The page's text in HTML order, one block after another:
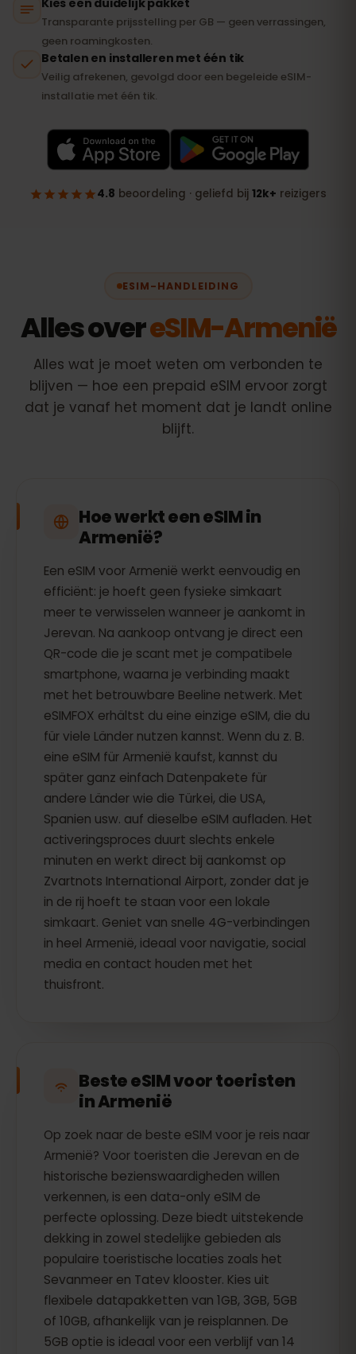
ESIM-HANDLEIDING
Alles overeSIM-Armenië
Alles wat je moet weten om verbonden te
blijven — hoe een prepaid eSIM ervoor zorgt
dat je vanaf het moment dat je landt online
blijft.
Hoe werkt een eSIM in
Armenië?
Een eSIM voor Armenië werkt eenvoudig en
efficiënt: je hoeft geen fysieke simkaart
meer te verwisselen wanneer je aankomt in
Jerevan. Na aankoop ontvang je direct een
QR-code die je scant met je compatibele
smartphone, waarna je verbinding maakt
met het betrouwbare Beeline netwerk. Met
eSIMFOX erhältst du eine einzige eSIM, die du
für viele Länder nutzen kannst. Wenn du z. B.
eine eSIM für Armenië kaufst, kannst du
später ganz einfach Datenpakete für
andere Länder wie die Türkei, die USA,
Spanien usw. auf dieselbe eSIM aufladen. Het
activeringsproces duurt slechts enkele
minuten en werkt direct bij aankomst op
Zvartnots International Airport, zonder dat je
in de rij hoeft te staan voor een lokale
simkaart. Geniet van snelle 4G-verbindingen
in heel Armenië, ideaal voor navigatie, social
media en contact houden met het
thuisfront.
Beste eSIM voor toeristen
in Armenië
Op zoek naar de beste eSIM voor je reis naar
Armenië? Voor toeristen die Jerevan en de
historische bezienswaardigheden willen
verkennen, is een data-only eSIM de
perfecte oplossing. Deze biedt uitstekende
dekking in zowel stedelijke gebieden als
populaire toeristische locaties zoals het
Sevanmeer en Tatev klooster. Kies uit
flexibele datapakketten van 1GB, 3GB, 5GB
of 10GB, afhankelijk van je reisplannen. De
5GB optie is ideaal voor een verblijf van 14